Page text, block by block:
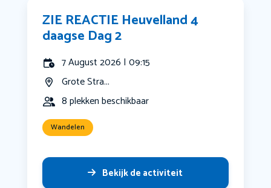
ZIE REACTIE Heuvelland 4
daagse Dag 2
7 August 2026 | 09:15
Grote Stra...
8 plekken beschikbaar
Wandelen
Bekijk de activiteit